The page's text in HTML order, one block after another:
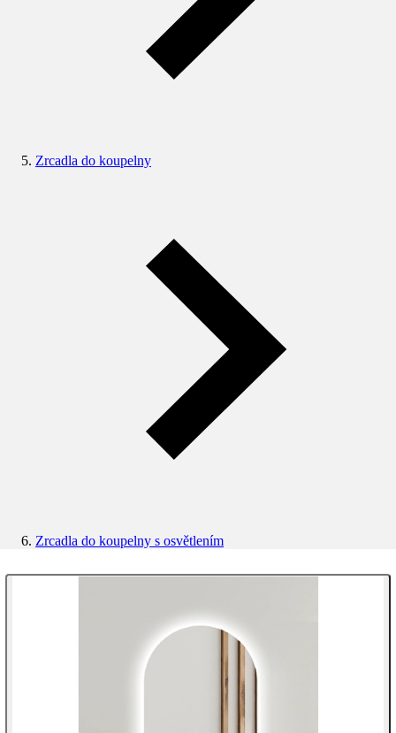
Zrcadla do koupelny
Zrcadla do koupelny s osvětlením